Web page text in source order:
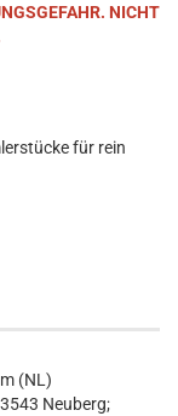
NICHT
für rein
(NL)
Neuberg;